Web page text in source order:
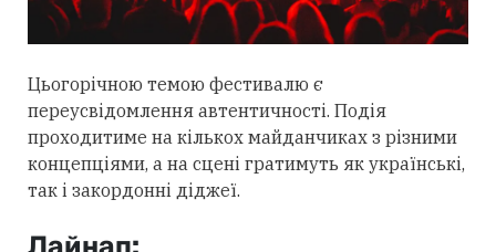
Цьогорічною темою фестивалю є
переусвідомлення автентичності. Подія
проходитиме на кількох майданчиках з різними
концепціями, а на сцені гратимуть як українські,
так і закордонні діджеї.